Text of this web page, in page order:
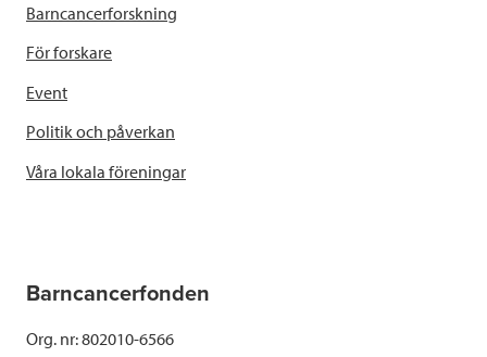
Barncancerforskning
För forskare
Event
Politik och påverkan
Våra lokala föreningar
Barncancerfonden
Org. nr: 802010-6566